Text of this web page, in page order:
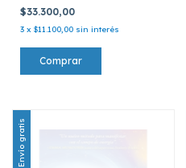
$33.300,00
3 x $11.100,00 sin interés
Envío gratis